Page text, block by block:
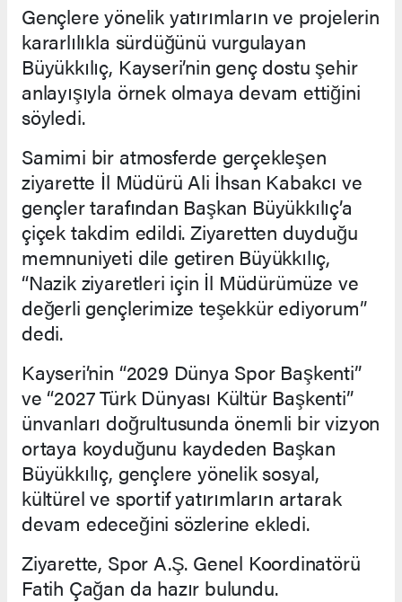
Gençlere yönelik yatırımların ve projelerin
kararlılıkla sürdüğünü vurgulayan
Büyükkılıç, Kayseri’nin genç dostu şehir
anlayışıyla örnek olmaya devam ettiğini
söyledi.
Samimi bir atmosferde gerçekleşen
ziyarette İl Müdürü Ali İhsan Kabakcı ve
gençler tarafından Başkan Büyükkılıç’a
çiçek takdim edildi. Ziyaretten duyduğu
memnuniyeti dile getiren Büyükkılıç,
“Nazik ziyaretleri için İl Müdürümüze ve
değerli gençlerimize teşekkür ediyorum”
dedi.
Kayseri’nin “2029 Dünya Spor Başkenti”
ve “2027 Türk Dünyası Kültür Başkenti”
ünvanları doğrultusunda önemli bir vizyon
ortaya koyduğunu kaydeden Başkan
Büyükkılıç, gençlere yönelik sosyal,
kültürel ve sportif yatırımların artarak
devam edeceğini sözlerine ekledi.
Ziyarette, Spor A.Ş. Genel Koordinatörü
Fatih Çağan da hazır bulundu.